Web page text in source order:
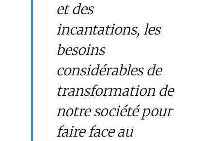
et des
incantations, les
besoins
considérables de
transformation de
notre société pour
faire face au